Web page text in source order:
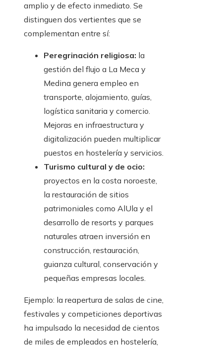
amplio y de efecto inmediato. Se
distinguen dos vertientes que se
complementan entre sí:
Peregrinación religiosa: la
gestión del flujo a La Meca y
Medina genera empleo en
transporte, alojamiento, guías,
logística sanitaria y comercio.
Mejoras en infraestructura y
digitalización pueden multiplicar
puestos en hostelería y servicios.
Turismo cultural y de ocio:
proyectos en la costa noroeste,
la restauración de sitios
patrimoniales como AlUla y el
desarrollo de resorts y parques
naturales atraen inversión en
construcción, restauración,
guianza cultural, conservación y
pequeñas empresas locales.
Ejemplo: la reapertura de salas de cine,
festivales y competiciones deportivas
ha impulsado la necesidad de cientos
de miles de empleados en hostelería,